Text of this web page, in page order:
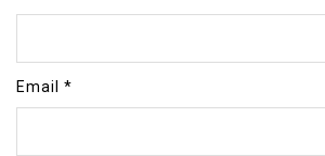
Email *